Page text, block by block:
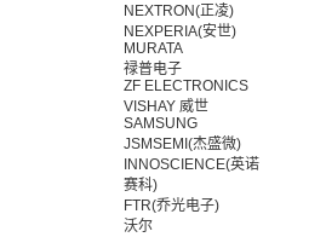
NEXTRON(正凌)
NEXPERIA(安世)
MURATA
禄普电子
ZF ELECTRONICS
VISHAY 威世
SAMSUNG
JSMSEMI(杰盛微)
INNOSCIENCE(英诺
赛科)
FTR(乔光电子)
沃尔